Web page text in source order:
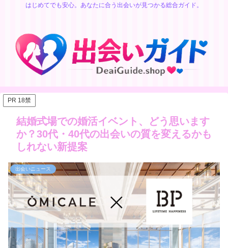
はじめてでも安心。あなたに合う出会いが見つかる総合ガイド。
PR 18禁
結婚式場での婚活イベント、どう思います
か？30代・40代の出会いの質を変えるかも
しれない新提案
出会いニュース